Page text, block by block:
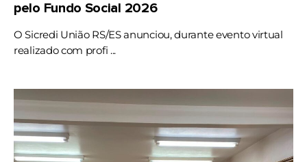
pelo Fundo Social 2026
O Sicredi União RS/ES anunciou, durante evento virtual
realizado com profi ...